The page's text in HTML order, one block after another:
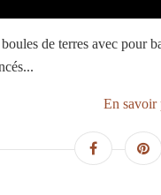
de terres avec pour
En savoir